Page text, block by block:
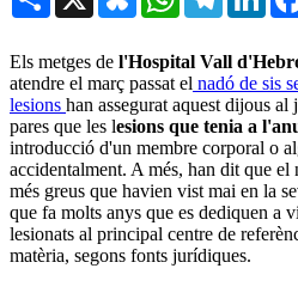
Els metges de l'Hospital Vall
atendre el març passat el nadó de sis
lesions han assegurat aquest dijous
pares que les lesions que tenia a
introducció d'un membre corporal o
accidentalment. A més, han dit que el
més greus que havien vist mai en la
que fa molts anys que es dediquen a
lesionats al principal centre de
matèria, segons fonts jurídiques.